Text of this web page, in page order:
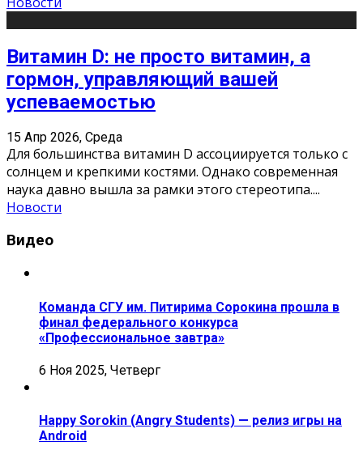
Витамин D: не просто витамин, а
гормон, управляющий вашей
успеваемостью
15 Апр 2026, Среда
Для большинства витамин D ассоциируется только с
солнцем и крепкими костями. Однако современная
наука давно вышла за рамки этого стереотипа....
Новости
Видео
Команда СГУ им. Питирима Сорокина прошла в
финал федерального конкурса
«Профессиональное завтра»
6 Ноя 2025, Четверг
Happy Sorokin (Angry Students) — релиз игры на
Android